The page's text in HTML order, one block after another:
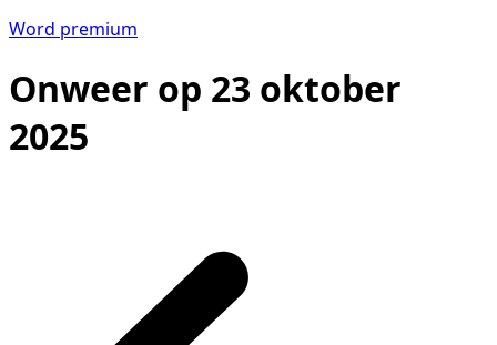
Word premium
Onweer op 23 oktober
2025